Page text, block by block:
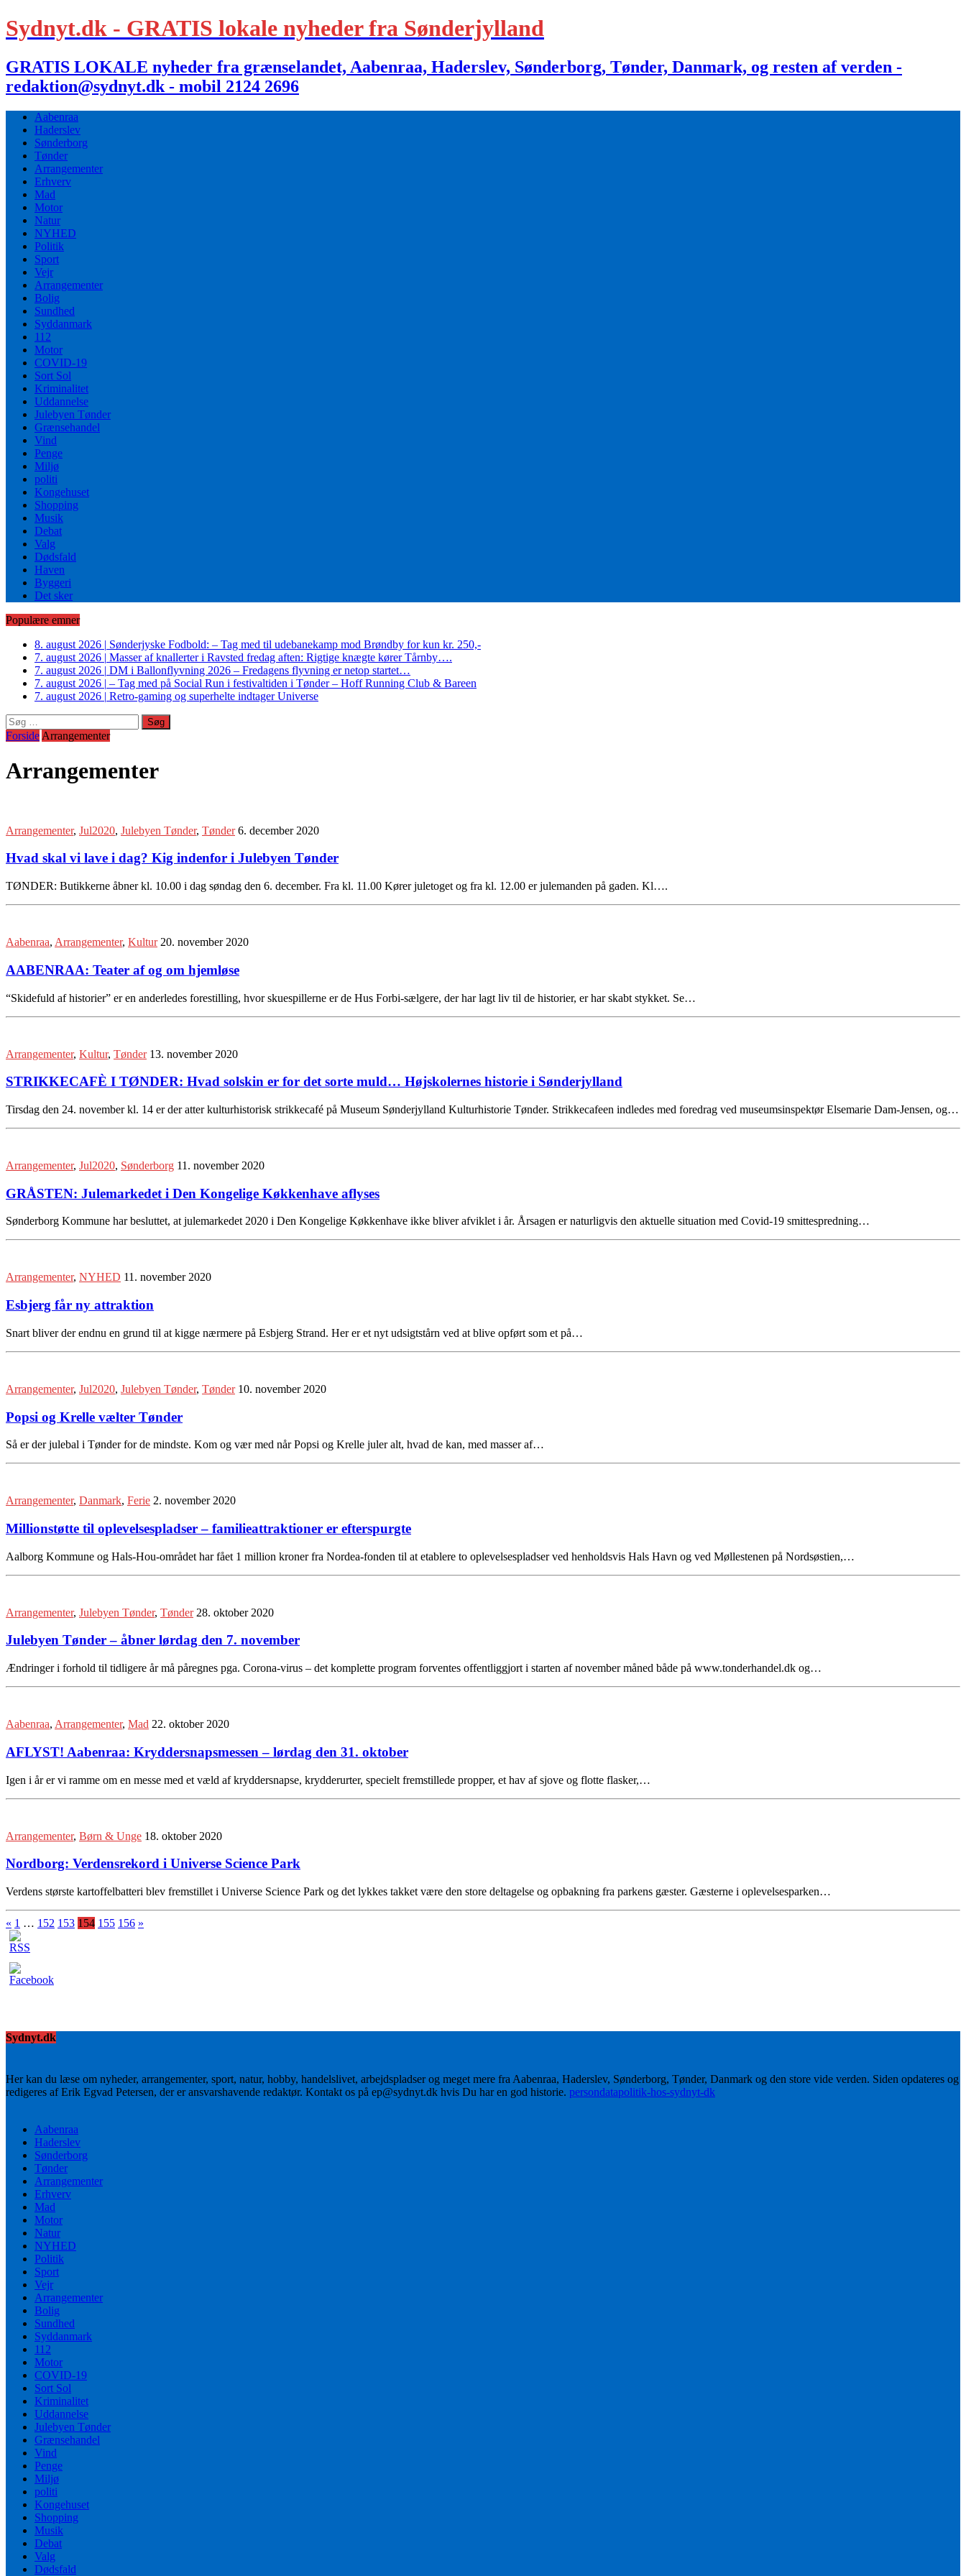
Sydnyt.dk - GRATIS lokale nyheder fra Sønderjylland
GRATIS LOKALE nyheder fra grænselandet, Aabenraa, Haderslev, Sønderborg, Tønder, Danmark, og resten af verden -
redaktion@sydnyt.dk - mobil 2124 2696
Aabenraa
Haderslev
Sønderborg
Tønder
Arrangementer
Erhverv
Mad
Motor
Natur
NYHED
Politik
Sport
Vejr
Arrangementer
Bolig
Sundhed
Syddanmark
112
Motor
COVID-19
Sort Sol
Kriminalitet
Uddannelse
Julebyen Tønder
Grænsehandel
Vind
Penge
Miljø
politi
Kongehuset
Shopping
Musik
Debat
Valg
Dødsfald
Haven
Byggeri
Det sker
Populære emner
8. august 2026 | Sønderjyske Fodbold: – Tag med til udebanekamp mod Brøndby for kun kr. 250,-
7. august 2026 | Masser af knallerter i Ravsted fredag aften: Rigtige knægte kører Tårnby….
7. august 2026 | DM i Ballonflyvning 2026 – Fredagens flyvning er netop startet…
7. august 2026 | – Tag med på Social Run i festivaltiden i Tønder – Hoff Running Club & Bareen
7. august 2026 | Retro-gaming og superhelte indtager Universe
Søg
efter:
Forside Arrangementer
Arrangementer
Arrangementer, Jul2020, Julebyen Tønder, Tønder 6. december 2020
Hvad skal vi lave i dag? Kig indenfor i Julebyen Tønder
TØNDER: Butikkerne åbner kl. 10.00 i dag søndag den 6. december. Fra kl. 11.00 Kører juletoget og fra kl. 12.00 er julemanden på gaden. Kl….
Aabenraa, Arrangementer, Kultur 20. november 2020
AABENRAA: Teater af og om hjemløse
“Skidefuld af historier” er en anderledes forestilling, hvor skuespillerne er de Hus Forbi-sælgere, der har lagt liv til de historier, er har skabt stykket. Se…
Arrangementer, Kultur, Tønder 13. november 2020
STRIKKECAFÈ I TØNDER: Hvad solskin er for det sorte muld… Højskolernes historie i Sønderjylland
Tirsdag den 24. november kl. 14 er der atter kulturhistorisk strikkecafé på Museum Sønderjylland Kulturhistorie Tønder. Strikkecafeen indledes med foredrag ved museumsinspektør Elsemarie Dam-Jensen, og…
Arrangementer, Jul2020, Sønderborg 11. november 2020
GRÅSTEN: Julemarkedet i Den Kongelige Køkkenhave aflyses
Sønderborg Kommune har besluttet, at julemarkedet 2020 i Den Kongelige Køkkenhave ikke bliver afviklet i år. Årsagen er naturligvis den aktuelle situation med Covid-19 smittespredning…
Arrangementer, NYHED 11. november 2020
Esbjerg får ny attraktion
Snart bliver der endnu en grund til at kigge nærmere på Esbjerg Strand. Her er et nyt udsigtstårn ved at blive opført som et på…
Arrangementer, Jul2020, Julebyen Tønder, Tønder 10. november 2020
Popsi og Krelle vælter Tønder
Så er der julebal i Tønder for de mindste. Kom og vær med når Popsi og Krelle juler alt, hvad de kan, med masser af…
Arrangementer, Danmark, Ferie 2. november 2020
Millionstøtte til oplevelsespladser – familieattraktioner er efterspurgte
Aalborg Kommune og Hals-Hou-området har fået 1 million kroner fra Nordea-fonden til at etablere to oplevelsespladser ved henholdsvis Hals Havn og ved Møllestenen på Nordsøstien,…
Arrangementer, Julebyen Tønder, Tønder 28. oktober 2020
Julebyen Tønder – åbner lørdag den 7. november
Ændringer i forhold til tidligere år må påregnes pga. Corona-virus – det komplette program forventes offentliggjort i starten af november måned både på www.tonderhandel.dk og…
Aabenraa, Arrangementer, Mad 22. oktober 2020
AFLYST! Aabenraa: Kryddersnapsmessen – lørdag den 31. oktober
Igen i år er vi ramme om en messe med et væld af kryddersnapse, krydderurter, specielt fremstillede propper, et hav af sjove og flotte flasker,…
Arrangementer, Børn & Unge 18. oktober 2020
Nordborg: Verdensrekord i Universe Science Park
Verdens største kartoffelbatteri blev fremstillet i Universe Science Park og det lykkes takket være den store deltagelse og opbakning fra parkens gæster. Gæsterne i oplevelsesparken…
« 1 … 152 153 154 155 156 »
Sydnyt.dk
Her kan du læse om nyheder, arrangementer, sport, natur, hobby, handelslivet, arbejdspladser og meget mere fra Aabenraa, Haderslev, Sønderborg, Tønder, Danmark og den store vide verden. Siden opdateres og
redigeres af Erik Egvad Petersen, der er ansvarshavende redaktør. Kontakt os på ep@sydnyt.dk hvis Du har en god historie. persondatapolitik-hos-sydnyt-dk
Aabenraa
Haderslev
Sønderborg
Tønder
Arrangementer
Erhverv
Mad
Motor
Natur
NYHED
Politik
Sport
Vejr
Arrangementer
Bolig
Sundhed
Syddanmark
112
Motor
COVID-19
Sort Sol
Kriminalitet
Uddannelse
Julebyen Tønder
Grænsehandel
Vind
Penge
Miljø
politi
Kongehuset
Shopping
Musik
Debat
Valg
Dødsfald